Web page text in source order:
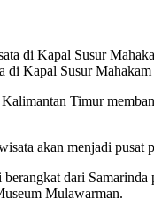
di Kapal Susur Mahakam
Timur
akan menjadi
dari
Mulawarman.